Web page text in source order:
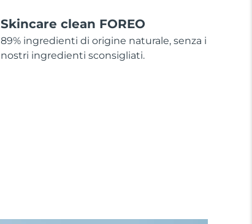
Skincare clean FOREO
89% ingredienti di origine naturale, senza i
nostri ingredienti sconsigliati.